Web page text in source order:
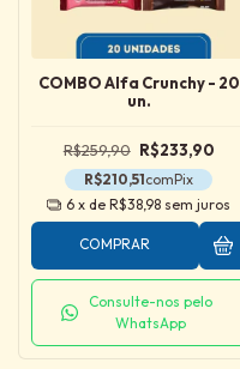
COMBO Alfa Crunchy - 20
un.
R$259,90 R$233,90
R$210,51comPix
6 x deR$38,98 sem juros
COMPRAR
Consulte-nos pelo
WhatsApp